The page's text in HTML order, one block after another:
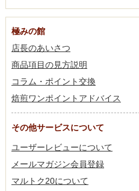
極みの館
店長のあいさつ
商品項目の見方説明
コラム・ポイント交換
焙煎ワンポイントアドバイス
その他サービスについて
ユーザーレビューについて
メールマガジン会員登録
マルトク20について